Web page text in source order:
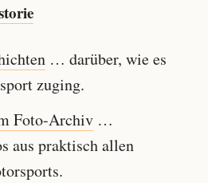
… darüber, wie es
zuging.
Foto-Archiv…
aus praktisch allen